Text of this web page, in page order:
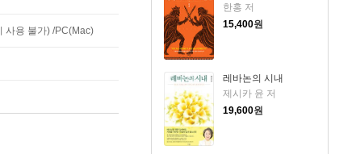
한홍 저
15,400원
레바논의 시내
제시카 윤 저
19,600원
사용 불가) /PC(Mac)